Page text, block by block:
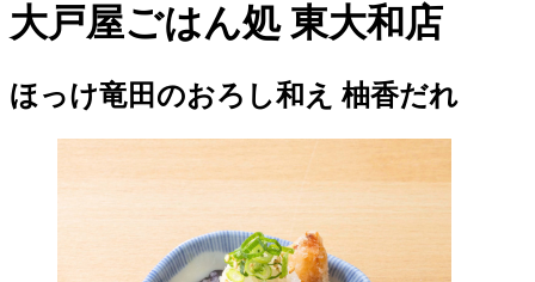
大戸屋ごはん処 東大和店
ほっけ竜田のおろし和え 柚香だれ